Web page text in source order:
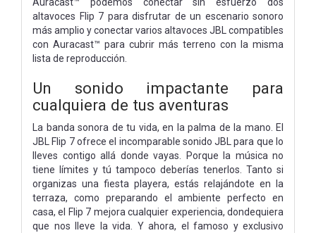
altavoces Flip 7 para disfrutar de un escenario sonoro
más amplio y conectar varios altavoces JBL compatibles
con Auracast™ para cubrir más terreno con la misma
lista de reproducción.
Un sonido impactante para
cualquiera de tus aventuras
La banda sonora de tu vida, en la palma de la mano. El
JBL Flip 7 ofrece el incomparable sonido JBL para que lo
lleves contigo allá donde vayas. Porque la música no
tiene límites y tú tampoco deberías tenerlos. Tanto si
organizas una fiesta playera, estás relajándote en la
terraza, como preparando el ambiente perfecto en
casa, el Flip 7 mejora cualquier experiencia, dondequiera
que nos lleve la vida. Y ahora, el famoso y exclusivo